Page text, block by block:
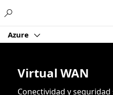
Azure
Virtual WAN
Conectividad y